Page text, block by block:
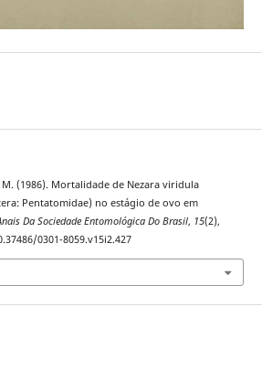
M. (1986). Mortalidade de Nezara viridula
Pentatomidae) no estágio de ovo em
Da Sociedade Entomológica Do Brasil, 15(2),
0301-8059.v15i2.427